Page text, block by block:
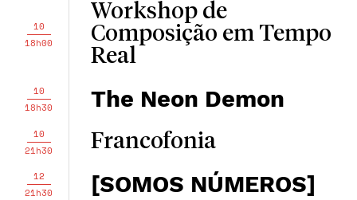
10
18h00
Workshop de
Composição em Tempo
Real
10
18h30
The Neon Demon
10
21h30
Francofonia
12
21h30
[SOMOS NÚMEROS]